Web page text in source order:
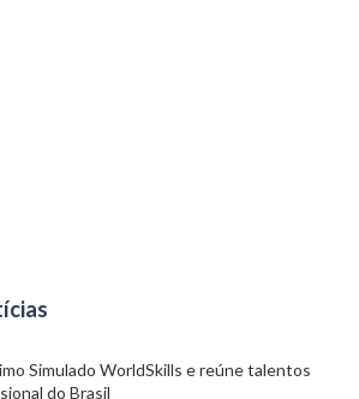
Simulado WorldSkills e reúne talentos
do Brasil